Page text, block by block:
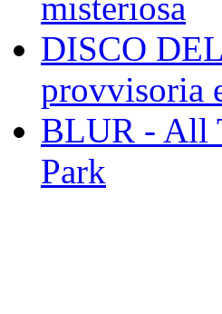
misteriosa
DISCO
provvisoria
BLUR - All
Park